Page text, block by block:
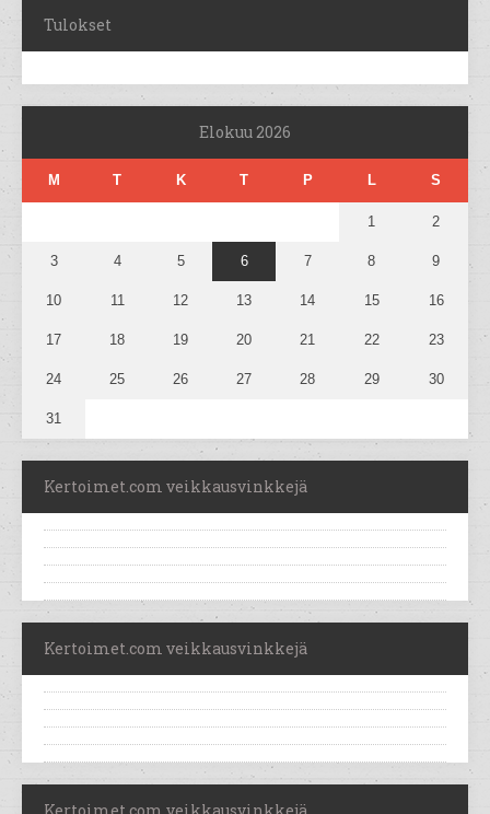
Tulokset
Elokuu 2026
M T K T P L S
1 2
3 4 5 6 7 8 9
10 11 12 13 14 15 16
17 18 19 20 21 22 23
24 25 26 27 28 29 30
31
Kertoimet.com veikkausvinkkejä
Kertoimet.com veikkausvinkkejä